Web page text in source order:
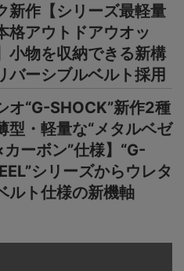
新作【シリーズ最軽量
格アウトドアウオッ
小物を収納できる新構
バーシブルベルト採用
オ“G-SHOCK”新作2種
型・軽量な“メタルベゼ
ーボン”仕様】“G-
シリーズからウレタ
ルト仕様の新機軸